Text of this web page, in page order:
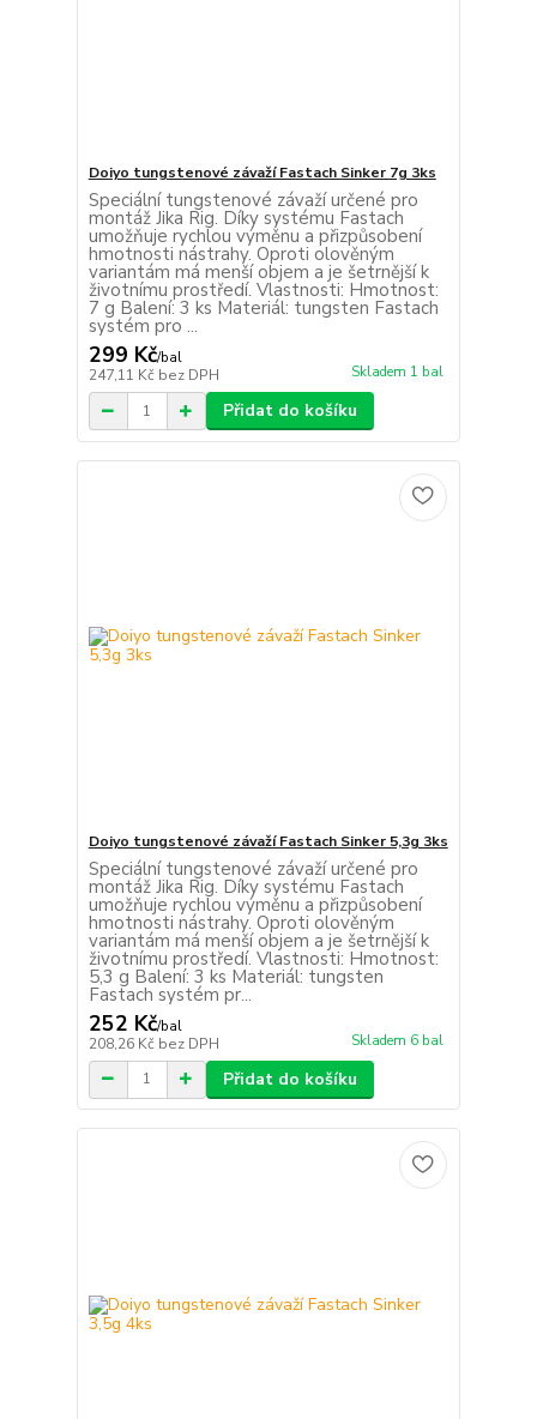
Doiyo tungstenové závaží Fastach Sinker 7g 3ks
Speciální tungstenové závaží určené pro
montáž Jika Rig. Díky systému Fastach
umožňuje rychlou výměnu a přizpůsobení
hmotnosti nástrahy. Oproti olověným
variantám má menší objem a je šetrnější k
životnímu prostředí. Vlastnosti: Hmotnost:
7 g Balení: 3 ks Materiál: tungsten Fastach
systém pro ...
299 Kč/bal
247,11 Kč bez DPH Skladem 1 bal
Přidat do košíku
Doiyo tungstenové závaží Fastach Sinker 5,3g 3ks
Speciální tungstenové závaží určené pro
montáž Jika Rig. Díky systému Fastach
umožňuje rychlou výměnu a přizpůsobení
hmotnosti nástrahy. Oproti olověným
variantám má menší objem a je šetrnější k
životnímu prostředí. Vlastnosti: Hmotnost:
5,3 g Balení: 3 ks Materiál: tungsten
Fastach systém pr...
252 Kč/bal
208,26 Kč bez DPH Skladem 6 bal
Přidat do košíku